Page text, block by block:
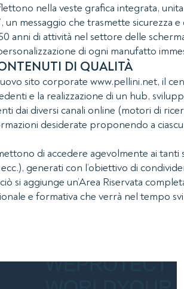
nella veste grafica integrata,
messaggio che trasmette sicurezza
anni di attività nel settore delle
di ogni manufatto
DI QUALITÀ
sito corporate www.pellini.net, il
e la realizzazione di un hub,
dai diversi canali online (motori di
desiderate proponendo a
di accedere agevolmente ai
generati con l’obiettivo di
si aggiunge un’Area Riservata
e formativa che verrà nel tempo